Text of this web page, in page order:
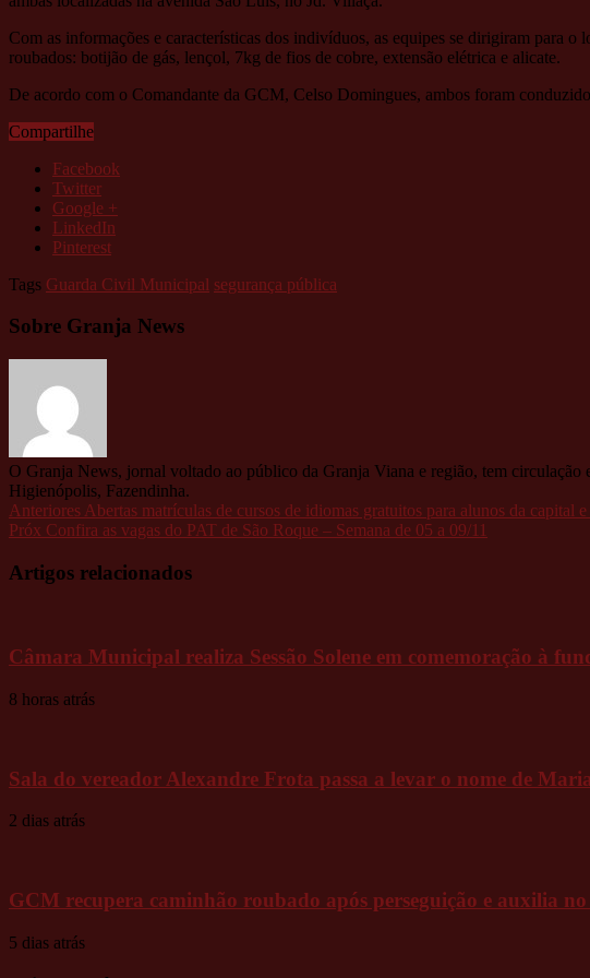
Com as informações e características dos indivíduos, as equipes se dirigiram para
roubados: botijão de gás, lençol, 7kg de fios de cobre, extensão elétrica e alicate.
De acordo com o Comandante da GCM, Celso Domingues, ambos foram
Compartilhe
Facebook
Twitter
Google +
LinkedIn
Pinterest
Tags Guarda Civil Municipal segurança pública
Sobre Granja News
O Granja News, jornal voltado ao público da Granja Viana e região, tem
Higienópolis, Fazendinha.
Anteriores Abertas matrículas de cursos de idiomas gratuitos para alunos da capital
Próx Confira as vagas do PAT de São Roque – Semana de 05 a 09/11
Artigos relacionados
Câmara Municipal realiza Sessão Solene em comemoração à
8 horas atrás
Sala do vereador Alexandre Frota passa a levar o nome de
2 dias atrás
GCM recupera caminhão roubado após perseguição e auxilia
5 dias atrás